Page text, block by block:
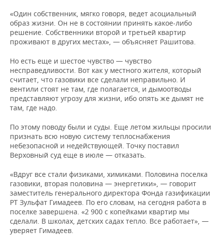
«Один собственник, мягко говоря, ведет асоциальный
образ жизни. Он не в состоянии принять какое-либо
решение. Собственники второй и третьей квартир
проживают в других местах», — объясняет Рашитова.
Но есть еще и шестое чувство — чувство
несправедливости. Вот как у местного жителя, который
считает, что газовики все сделали неправильно. И
вентили стоят не там, где полагается, и дымоотводы
представляют угрозу для жизни, ибо опять же дымят не
там, где надо.
По этому поводу были и суды. Еще летом жильцы просили
признать всю новую систему теплоснабжения
небезопасной и недействующей. Точку поставил
Верховный суд еще в июле — отказать.
«Вдруг все стали физиками, химиками. Половина поселка
газовики, вторая половина — энергетики», — говорит
заместитель генерального директора Фонда газификации
РТ Зульфат Гимадеев. По его словам, на сегодня работа в
поселке завершена. «2 900 с копейками квартир мы
сделали. В школах, детских садах тепло. Все работает», —
уверяет Гимадеев.